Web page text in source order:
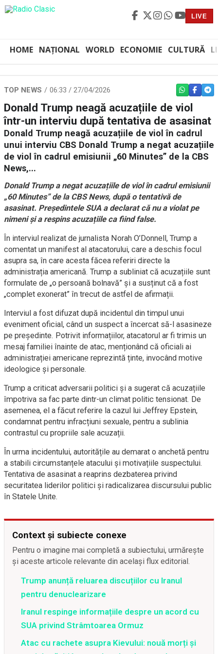
LIVE
HOME NAȚIONAL WORLD ECONOMIE CULTURĂ
TOP NEWS 06:33 / 27/04/2026 WHATSAPP
Donald Trump neagă acuzațiile de viol
într-un interviu după tentativa de asasinat
Donald Trump neagă acuzațiile de viol în cadrul
unui interviu CBS Donald Trump a negat acuzațiile
de viol în cadrul emisiunii „60 Minutes” de la CBS
News,...
Donald Trump a negat acuzațiile de viol în cadrul emisiunii
„60 Minutes” de la CBS News, după o tentativă de
asasinat. Președintele SUA a declarat că nu a violat pe
nimeni și a respins acuzațiile ca fiind false.
În interviul realizat de jurnalista Norah O’Donnell, Trump a
comentat un manifest al atacatorului, care a deschis focul
asupra sa, în care acesta făcea referiri directe la
administrația americană. Trump a subliniat că acuzațiile sunt
formulate de „o persoană bolnavă” și a susținut că a fost
„complet exonerat” în trecut de astfel de afirmații.
Interviul a fost difuzat după incidentul din timpul unui
eveniment oficial, când un suspect a încercat să-l asasineze
pe președinte. Potrivit informațiilor, atacatorul ar fi trimis un
mesaj familiei înainte de atac, menționând că oficiali ai
administrației americane reprezintă ținte, invocând motive
ideologice și personale.
Trump a criticat adversarii politici și a sugerat că acuzațiile
împotriva sa fac parte dintr-un climat politic tensionat. De
asemenea, el a făcut referire la cazul lui Jeffrey Epstein,
condamnat pentru infracțiuni sexuale, pentru a sublinia
contrastul cu propriile sale acuzații.
În urma incidentului, autoritățile au demarat o anchetă pentru
a stabili circumstanțele atacului și motivațiile suspectului.
Tentativa de asasinat a reaprins dezbaterea privind
securitatea liderilor politici și radicalizarea discursului public
în Statele Unite.
Context și subiecte conexe
Pentru o imagine mai completă a subiectului, urmărește
și aceste articole relevante din același flux editorial.
Trump anunță reluarea discuțiilor cu Iranul
pentru denuclearizare
Iranul respinge informațiile despre un acord cu
SUA privind Strâmtoarea Ormuz
Atac cu rachete asupra Kievului: nouă morți și